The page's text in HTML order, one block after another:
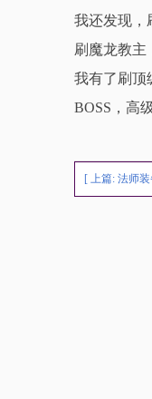
我还发现，
刷魔龙教主
我有了刷顶
BOSS，高
[ 上篇: 法师